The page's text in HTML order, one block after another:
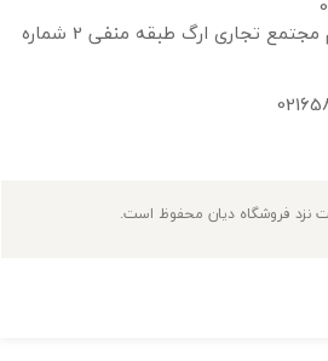
شعبه 6: بروجرد بازار قدیم مجتمع تجاری ارگ طبقه منفی 2 شماره
فروشگاه دیان محفوظ است.